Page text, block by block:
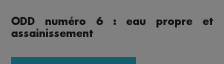
ODD numéro 6 : eau propre et
assainissement